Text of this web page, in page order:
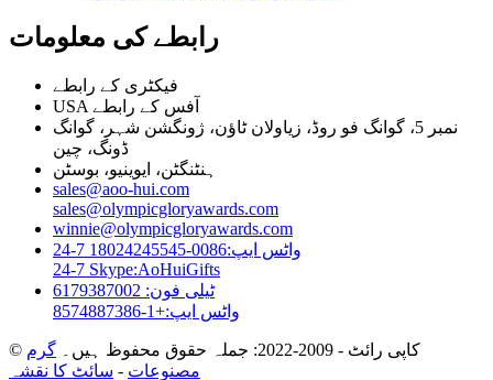
رابطے کی معلومات
فیکٹری کے رابطے
USA آفس کے رابطے
نمبر 5، گوانگ فو روڈ، زیاولان ٹاؤن، ژونگشن شہر، گوانگ
ڈونگ، چین
ہنٹنگٹن، ایوینیو، بوسٹن
sales@aoo-hui.com
sales@olympicgloryawards.com
winnie@olympicgloryawards.com
24-7 واٹس ایپ:0086-18024245545
24-7 Skype:AoHuiGifts
ٹیلی فون: 6179387002
واٹس ایپ:+1-8574887386
© کاپی رائٹ - 2009-2022: جملہ حقوق محفوظ ہیں۔
گرم
مصنوعات - سائٹ کا نقشہ